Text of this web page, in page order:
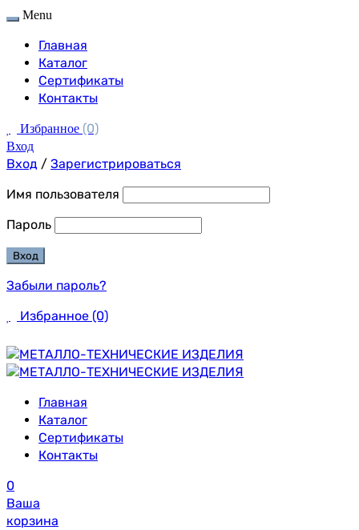
Menu
Главная
Каталог
Сертификаты
Контакты
Избранное (0)
Вход
Вход / Зарегистрироваться
Имя пользователя
Пароль
Забыли пароль?
Избранное (0)
Главная
Каталог
Сертификаты
Контакты
0
Ваша
корзина